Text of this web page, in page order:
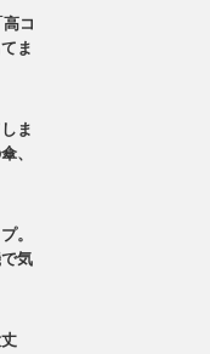
コ
ま
ま
、
。
気